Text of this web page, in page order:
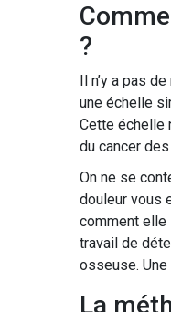
?
Il n’y a pas
une échelle
Cette échelle
du cancer
On ne se
douleur vous
comment elle
travail de
osseuse. Une
La